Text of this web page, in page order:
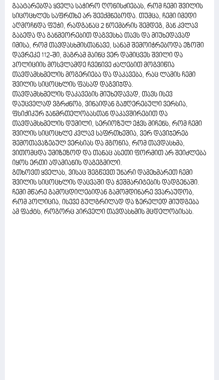
გაატარებდა ყველა საჭირო ღონისძიებას, რომ ჩემი შვილის
სიცოცხლეს საფრთხე არ შეექმნებოდა. თუმცა, ჩემი იმედი
აღმოჩნდა ფუჭი, რადგანაც 2 ნოემბრის შემდეგ, მან კვლავ
გაბედა და განმეორებით დაგვესხა თავს და მიუხედავად
იმისა, რომ თავდასხმისთანავე, სანამ შემოიჭრებოდა ეზოში
დავრეკე 112-ში, მაგრამ მაინც ვერ დამიცვეს შვილი და
პოლიციის მოსვლამდე ჩვენივე ძალებით მოგვიწია
თავდამსხმელის მოგერიება და დაკავება, რაც ლამის ჩემი
შვილის სიცოცხლის ფასად დაგვიჯდა.
თავდამსხმელის დაკავების მიუხედავად, თავს ისევ
დაუცველად ვგრძნობ, ვინაიდან გაჟღერებული ვერსია,
ფსიქიკურ ჯანმრთელობასთან დაკავშირებით და
თავდამსხმელის დუმილი, სერიოზულ ეჭვს მიჩენს, რომ ჩემი
შვილის სიცოცხლე კვლავ საფრთხეშია, ვერ დავიჯერებ
შემოთავაზებულ ვერსიას და მგონია, რომ თავდასხმა,
ვითომცდა უმიზეზოდ და თანაც ასეთი ფორმით არ შეიძლება
იყოს ერთი ადამიანის დაგეგმილი.
გთხოვთ ყველას, ვისაც შეგწევთ უნარი დამეხმარეთ ჩემი
შვილის სიცოცხლის დაცვაში და ჭეშმარიტების დადგენაში.
ჩემი მწარე გამოცდილებიდან გამომდინარე ვვარაუდობ,
რომ პოლიცია, ისევე გულგრილად და ზერელედ მიუდგება
ამ ფაქტს, როგორც პირველი თავდასხმის მცდელობისას.